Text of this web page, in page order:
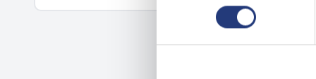
Collecter des
Identifier votre
digitales).
consentement